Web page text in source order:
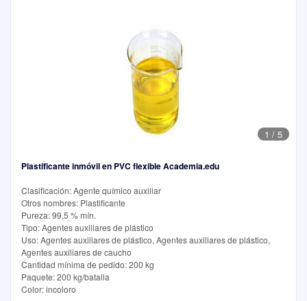
1 / 5
Plastificante inmóvil en PVC flexible Academia.edu
Clasificación: Agente químico auxiliar
Otros nombres: Plastificante
Pureza: 99,5 % mín.
Tipo: Agentes auxiliares de plástico
Uso: Agentes auxiliares de plástico, Agentes auxiliares de plástico,
Agentes auxiliares de caucho
Cantidad mínima de pedido: 200 kg
Paquete: 200 kg/batalla
Color: incoloro